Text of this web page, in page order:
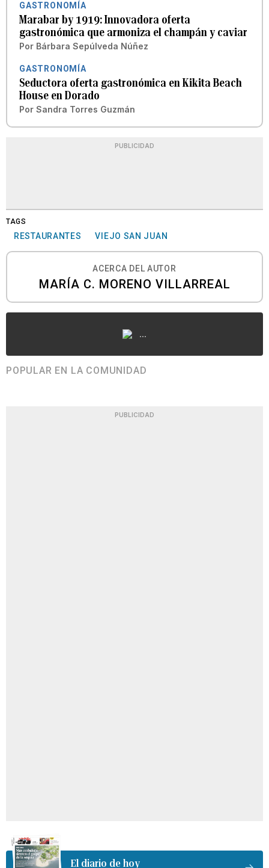
GASTRONOMÍA
Marabar by 1919: Innovadora oferta
gastronómica que armoniza el champán y caviar
Por Bárbara Sepúlveda Núñez
GASTRONOMÍA
Seductora oferta gastronómica en Kikita Beach
House en Dorado
Por Sandra Torres Guzmán
PUBLICIDAD
TAGS
RESTAURANTES VIEJO SAN JUAN
ACERCA DEL AUTOR
MARÍA C. MORENO VILLARREAL
...
POPULAR EN LA COMUNIDAD
PUBLICIDAD
El diario de hoy